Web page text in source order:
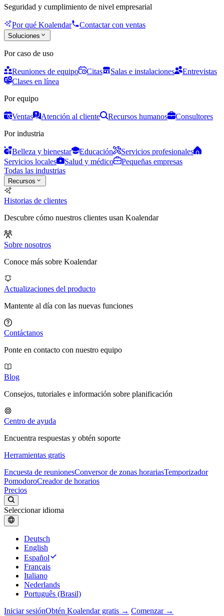
Seguridad y cumplimiento de nivel empresarial
Por qué Koalendar Contactar con ventas
Soluciones
Por caso de uso
Reuniones de equipo Citas Salas e instalaciones
Entrevistas
Clases en línea
Por equipo
Ventas Atención al cliente Recursos humanos
Consultores
Por industria
Belleza y bienestar Educación
Servicios profesionales
Servicios locales
Salud y médico
Pequeñas empresas
Todas las industrias
Recursos
Historias de clientes
Descubre cómo nuestros clientes usan Koalendar
Sobre nosotros
Conoce más sobre Koalendar
Actualizaciones del producto
Mantente al día con las nuevas funciones
Contáctanos
Ponte en contacto con nuestro equipo
Blog
Consejos, tutoriales e información sobre planificación
Centro de ayuda
Encuentra respuestas y obtén soporte
Herramientas gratis
Encuesta de reunionesConversor de zonas horariasTemporizador
PomodoroCreador de horarios
Precios
Seleccionar idioma
Deutsch
English
Español
Français
Italiano
Nederlands
Português (Brasil)
Iniciar sesiónObtén Koalendar gratis → Comenzar →